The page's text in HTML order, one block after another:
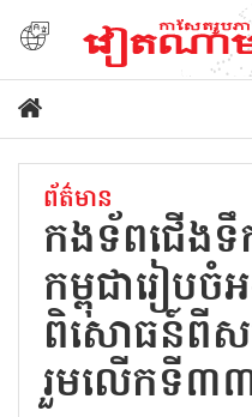
ព័ត៌មាន
កងទ័ពជើង
កម្ពុជារៀបចំ
ពិសោធន៍ពីស
រួមលើកទី៣